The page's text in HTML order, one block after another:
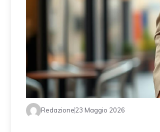
Redazione23 Maggio 2026